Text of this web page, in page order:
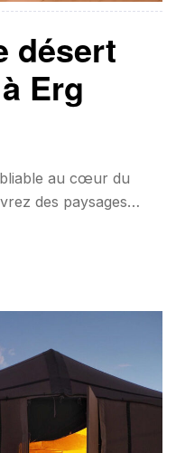
désert
Erg
au cœur du
des paysages
nomade et
Maroc à Erg
personnes ou plus)